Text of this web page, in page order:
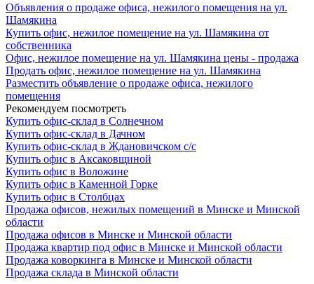
Объявления о продаже офиса, нежилого помещения на ул.
Шамякина
Купить офис, нежилое помещение на ул. Шамякина от
собственника
Офис, нежилое помещение на ул. Шамякина цены - продажа
Продать офис, нежилое помещение на ул. Шамякина
Разместить объявление о продаже офиса, нежилого
помещения
Рекомендуем посмотреть
Купить офис-склад в Солнечном
Купить офис-склад в Дачном
Купить офис-склад в Ждановичском с/с
Купить офис в Аксаковщиной
Купить офис в Воложине
Купить офис в Каменной Горке
Купить офис в Столбцах
Продажа офисов, нежилых помещений в Минске и Минской
области
Продажа офисов в Минске и Минской области
Продажа квартир под офис в Минске и Минской области
Продажа коворкинга в Минске и Минской области
Продажа склада в Минской области